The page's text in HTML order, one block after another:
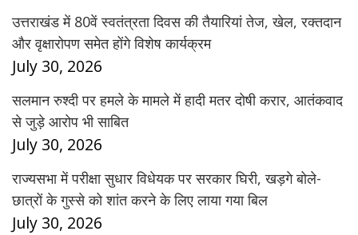
उत्तराखंड में 80वें स्वतंत्रता दिवस की तैयारियां तेज, खेल, रक्तदान
और वृक्षारोपण समेत होंगे विशेष कार्यक्रम
July 30, 2026
सलमान रुश्दी पर हमले के मामले में हादी मतर दोषी करार, आतंकवाद
से जुड़े आरोप भी साबित
July 30, 2026
राज्यसभा में परीक्षा सुधार विधेयक पर सरकार घिरी, खड़गे बोले-
छात्रों के गुस्से को शांत करने के लिए लाया गया बिल
July 30, 2026